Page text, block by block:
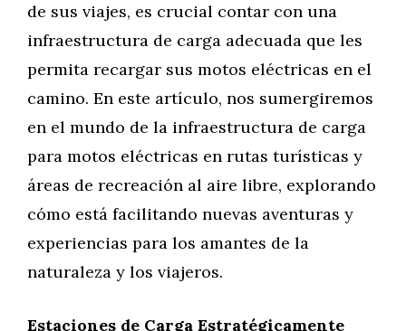
de sus viajes, es crucial contar con una
infraestructura de carga adecuada que les
permita recargar sus motos eléctricas en el
camino. En este artículo, nos sumergiremos
en el mundo de la infraestructura de carga
para motos eléctricas en rutas turísticas y
áreas de recreación al aire libre, explorando
cómo está facilitando nuevas aventuras y
experiencias para los amantes de la
naturaleza y los viajeros.
Estaciones de Carga Estratégicamente